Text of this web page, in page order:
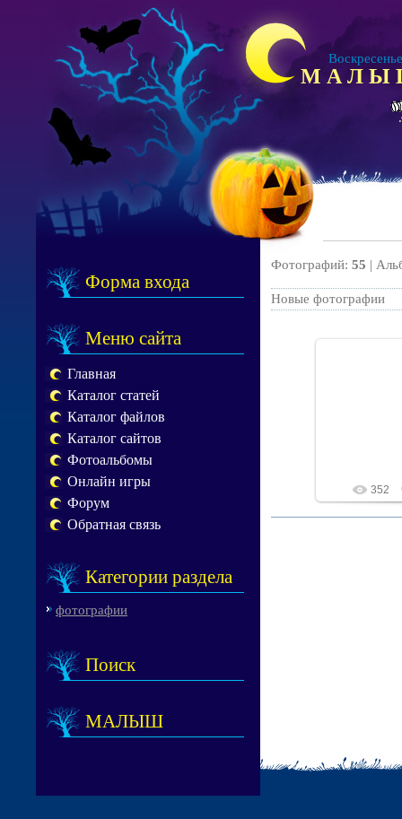
М А Л Ы
Форма входа
Меню сайта
Главная
Каталог статей
Каталог файлов
Каталог сайтов
Фотоальбомы
Онлайн игры
Форум
Обратная связь
Категории раздела
фотографии
Поиск
МАЛЫШ
Фотографий: 55 |
Новые фотографии
352